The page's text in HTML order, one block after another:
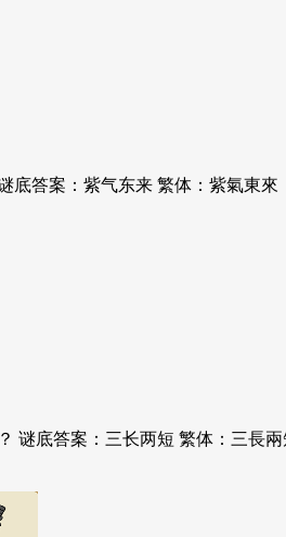
答案：紫气东来 繁体：紫氣東
谜底答案：三长两短 繁体：三長